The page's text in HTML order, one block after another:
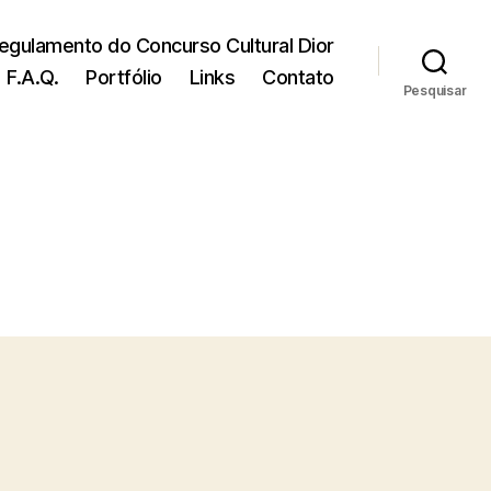
do Concurso Cultural Dior
F.A.Q. Portfólio Links Contato
Pesquisar